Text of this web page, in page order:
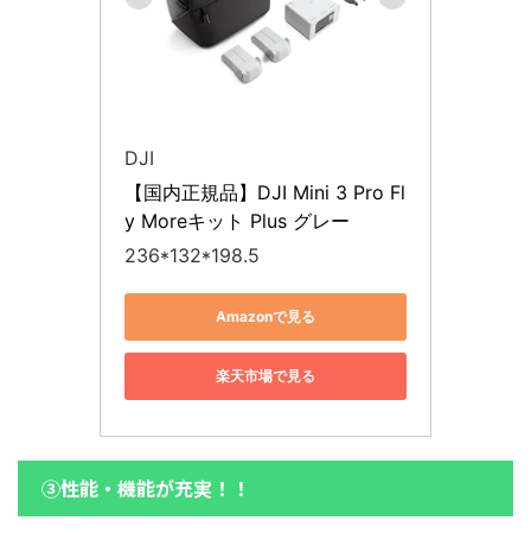
DJI
【国内正規品】DJI Mini 3 Pro Fl
y Moreキット Plus グレー
236*132*198.5
Amazonで見る
楽天市場で見る
③性能・機能が充実！！